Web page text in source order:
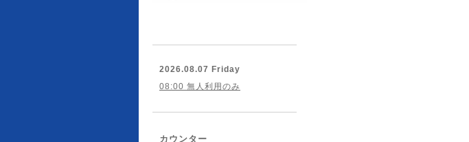
2026.08.07 Friday
08:00 無人利用のみ
カウンター